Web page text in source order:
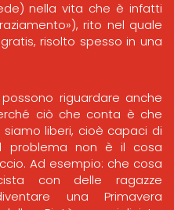
nella vita che è infatti
rito nel quale
risolto spesso in una
riguardare anche
ciò che conta è che
liberi, cioè capaci di
problema non è il cosa
Ad esempio: che cosa
con delle ragazze
una Primavera